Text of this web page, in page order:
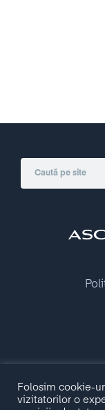
Folosim cookie-
vizitatorilor o